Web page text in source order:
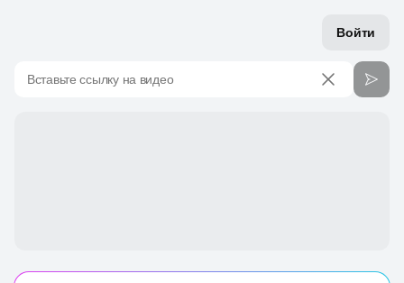
Войти
Вставьте ссылку на видео